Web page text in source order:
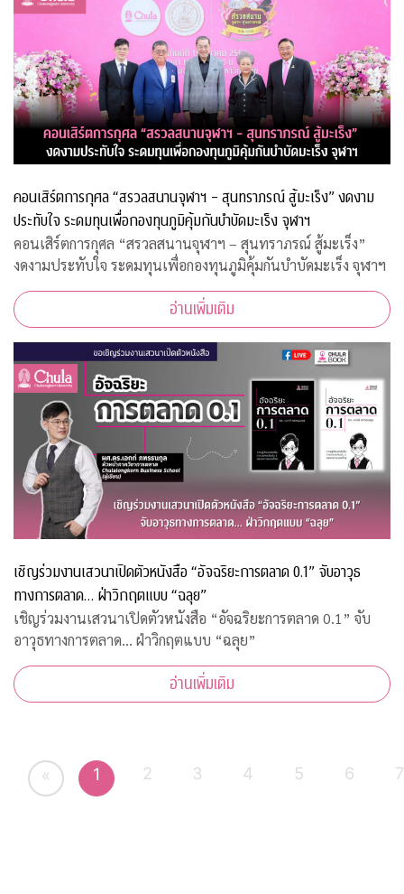
คอนเสิร์ตการกุศล “สรวลสนานจุฬาฯ – สุนทราภรณ์ สู้มะเร็ง” งดงาม
ประทับใจ ระดมทุนเพื่อกองทุนภูมิคุ้มกันบำบัดมะเร็ง จุฬาฯ
คอนเสิร์ตการกุศล “สรวลสนานจุฬาฯ – สุนทราภรณ์ สู้มะเร็ง”
งดงามประทับใจ ระดมทุนเพื่อกองทุนภูมิคุ้มกันบำบัดมะเร็ง จุฬาฯ
อ่านเพิ่มเติม
เชิญร่วมงานเสวนาเปิดตัวหนังสือ “อัจฉริยะการตลาด 0.1” จับอาวุธ
ทางการตลาด… ฝ่าวิกฤตแบบ “ฉลุย”
เชิญร่วมงานเสวนาเปิดตัวหนังสือ “อัจฉริยะการตลาด 0.1” จับ
อาวุธทางการตลาด… ฝ่าวิกฤตแบบ “ฉลุย”
อ่านเพิ่มเติม
« 1 2 3 4 5 6 7